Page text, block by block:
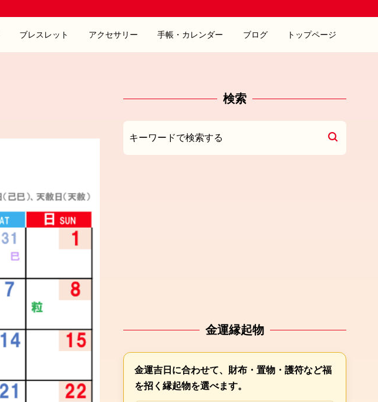
ブレスレット アクセサリー 手帳・カレンダー ブログ トップページ
検索
金運縁起物
金運吉日に合わせて、財布・置物・護符など福
を招く縁起物を選べます。